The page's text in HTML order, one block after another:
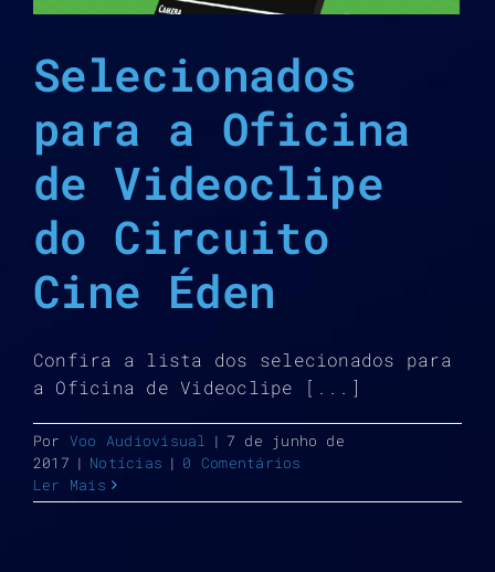
Selecionados
para a Oficina
de Videoclipe
do Circuito
Cine Éden
Confira a lista dos selecionados para
a Oficina de Videoclipe [...]
Por Voo Audiovisual | 7 de junho de
2017 | Notícias | 0 Comentários
Ler Mais